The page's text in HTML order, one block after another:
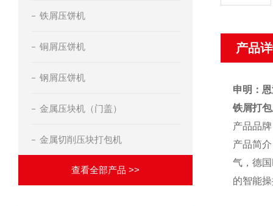
铁屑压饼机
铜屑压饼机
钢屑压饼机
金属压块机（门盖）
金属切削压块打包机
查看全部产品 >>
产品
申明：
铁屑打
产品品
产品简
气，德
的智能